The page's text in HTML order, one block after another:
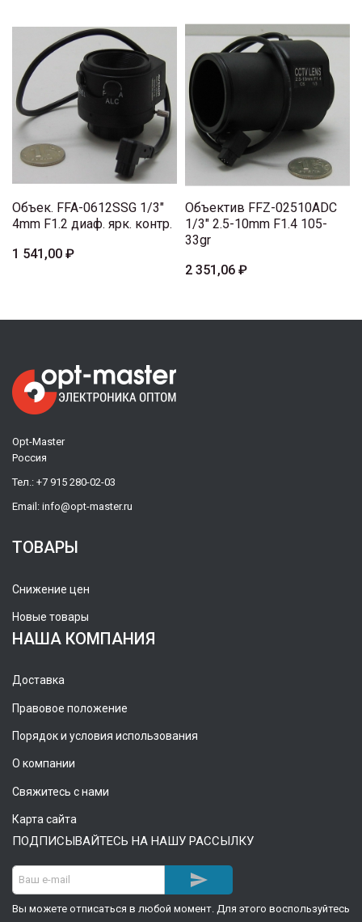
Объек. FFA-0612SSG 1/3"
4mm F1.2 диаф. ярк. контр.
1 541,00 ₽
Объектив FFZ-02510ADC
1/3" 2.5-10mm F1.4 105-
33gr
2 351,06 ₽
Opt-Master
Россия
Тел.: +7 915 280-02-03
Email: info@opt-master.ru
ТОВАРЫ
Снижение цен
Новые товары
НАША КОМПАНИЯ
Доставка
Правовое положение
Порядок и условия использования
О компании
Свяжитесь с нами
Карта сайта
ПОДПИСЫВАЙТЕСЬ НА НАШУ РАССЫЛКУ

Вы можете отписаться в любой момент. Для этого воспользуйтесь